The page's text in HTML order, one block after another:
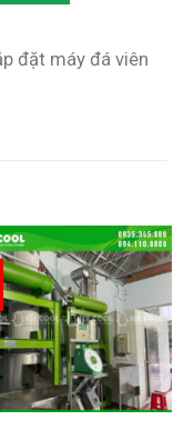
đặt máy đá viên